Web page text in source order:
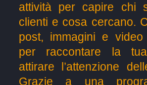
attività per capire chi
clienti e cosa cercano.
post, immagini e
per raccontare la
attirare l’attenzione
Grazie a una